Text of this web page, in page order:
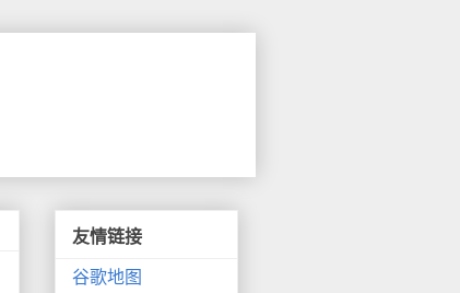
友情链接
谷歌地图